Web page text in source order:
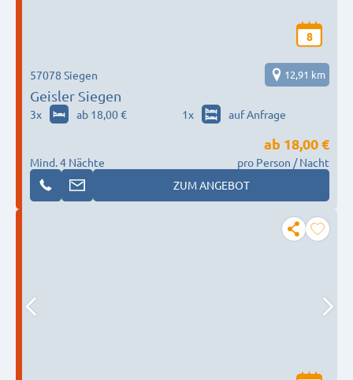
8
Geisler Siegen
57078 Siegen 12,91 km
3x ab 18,00 € 1x auf Anfrage
Mind. 4 Nächte
ab 18,00 €
pro Person / Nacht
ZUM ANGEBOT